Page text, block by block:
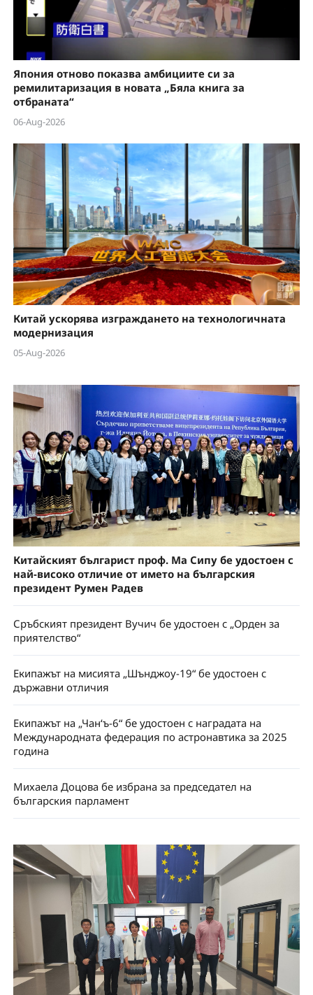
Япония отново показва амбициите си за
ремилитаризация в новата „Бяла книга за
отбраната“
06-Aug-2026
Китай ускорява изграждането на технологичната
модернизация
05-Aug-2026
Китайският българист проф. Ма Сипу бе удостоен с
най-високо отличие от името на българския
президент Румен Радев
Сръбският президент Вучич бе удостоен с „Орден за
приятелство“
Екипажът на мисията „Шънджоу-19“ бе удостоен с
държавни отличия
Екипажът на „Чан‘ъ-6“ бе удостоен с наградата на
Международната федерация по астронавтика за 2025
година
Михаела Доцова бе избрана за председател на
българския парламент